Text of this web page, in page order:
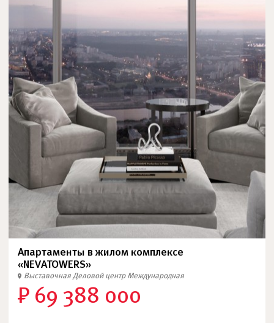
Апартаменты в жилом комплексе
«NEVATOWERS»
Выставочная Деловой центр Международная
₽ 69 388 000